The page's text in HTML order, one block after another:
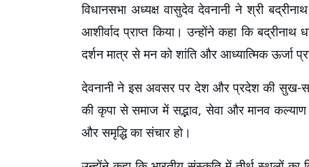
विधानसभा अध्यक्ष वासुदेव देवनानी ने श्री
आशीर्वाद प्राप्त किया। उन्होंने कहा कि
दर्शन मात्र से मन को शांति और आध्यात्मिक ऊर्जा
देवनानी ने इस अवसर पर देश और प्रदेश की सुख-
की कृपा से समाज में सद्भाव, सेवा और मानव
और समृद्धि का संचार हो।